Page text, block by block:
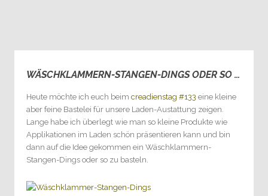
WÄSCHKLAMMERN-STANGEN-DINGS ODER SO …
0
Heute möchte ich euch beim creadienstag #133 eine kleine
aber feine Bastelei für unsere Laden-Austattung zeigen.
Lange habe ich überlegt wie man so kleine Produkte wie
Applikationen im Laden schön präsentieren kann und bin
dann auf die Idee gekommen ein Wäschklammern-
Stangen-Dings oder so zu basteln.